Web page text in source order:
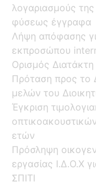
λογαριασμούς
φύσεως έγγραφα
Λήψη απόφασης
εκπροσώπου
Ορισμός
Πρόταση προς το
μελών του
Έγκριση
ετών
Πρόσληψη
εργασίας Ι.Δ.Ο.Χ
ΣΠΙΤΙ